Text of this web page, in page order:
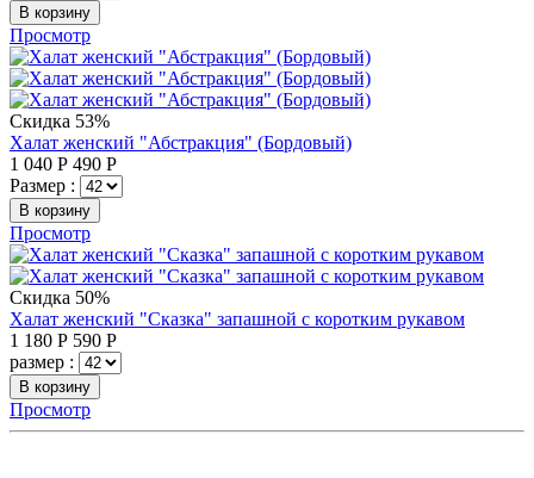
В корзину
Просмотр
Скидка 53%
Халат женский "Абстракция" (Бордовый)
1 040 Р 490 Р
Размер :
В корзину
Просмотр
Скидка 50%
Халат женский "Сказка" запашной с коротким рукавом
1 180 Р 590 Р
размер :
В корзину
Просмотр